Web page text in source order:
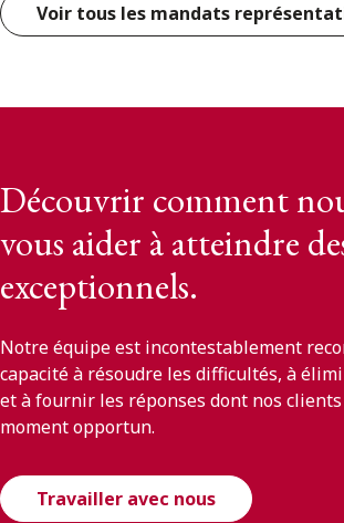
Voir tous les mandats
Découvrir comment
vous aider à atteindre
exceptionnels.
Notre équipe est incontestablement
capacité à résoudre les difficultés, à
et à fournir les réponses dont nos
moment opportun.
Travailler avec nous